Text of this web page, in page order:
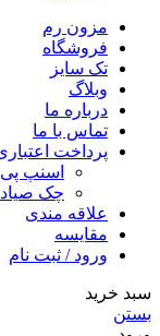
مزون رم
فروشگاه
تک سایز
وبلاگ
درباره ما
تماس با ما
پرداخت
اسنپ پی
چک
علاقه مندی
مقايسه
ورود / ثبت نام
سبد خرید
بستن